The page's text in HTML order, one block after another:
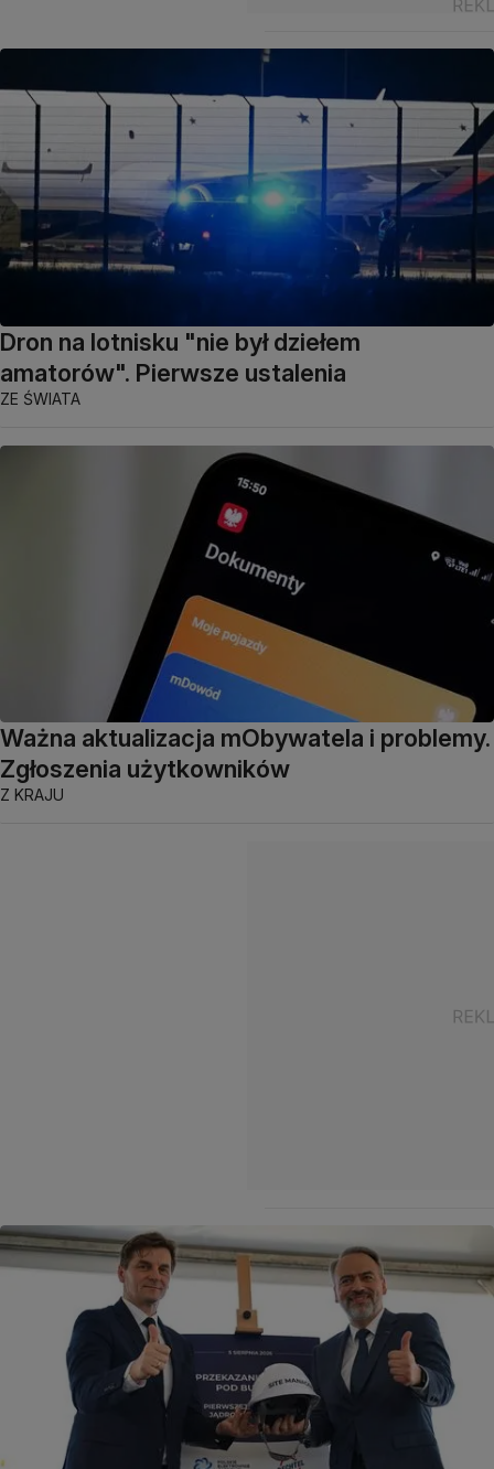
Dron na lotnisku "nie był dziełem
amatorów". Pierwsze ustalenia
ZE ŚWIATA
Ważna aktualizacja mObywatela i problemy.
Zgłoszenia użytkowników
Z KRAJU